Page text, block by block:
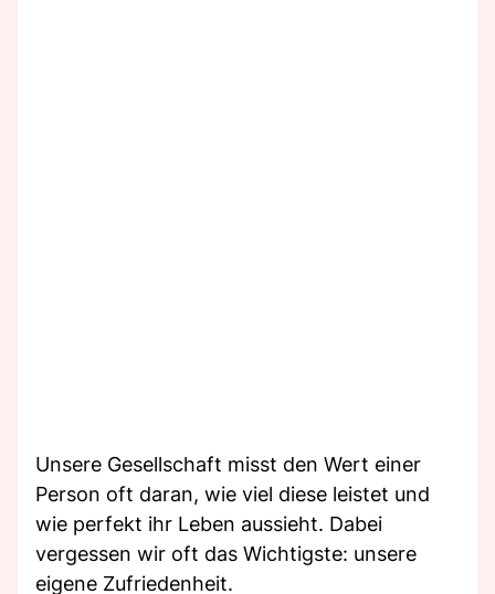
Unsere Gesellschaft misst den Wert einer
Person oft daran, wie viel diese leistet und
wie perfekt ihr Leben aussieht. Dabei
vergessen wir oft das Wichtigste: unsere
eigene Zufriedenheit.